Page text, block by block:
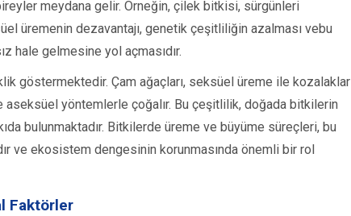
meydana gelir. Örneğin, çilek bitkisi, sürgünleri
üremenin dezavantajı, genetik çeşitliliğin azalması vebu
hale gelmesine yol açmasıdır.
göstermektedir. Çam ağaçları, seksüel üreme ile kozalaklar
aseksüel yöntemlerle çoğalır. Bu çeşitlilik, doğada bitkilerin
bulunmaktadır. Bitkilerde üreme ve büyüme süreçleri, bu
ve ekosistem dengesinin korunmasında önemli bir rol
Faktörler